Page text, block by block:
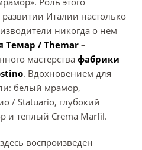
Италии настолько
никогда о нем
Темар / Themar –
мастерства фабрики
. Вдохновением для
белый мрамор,
/ Statuario, глубокий
и теплый Crema Marfil.
воспроизведен